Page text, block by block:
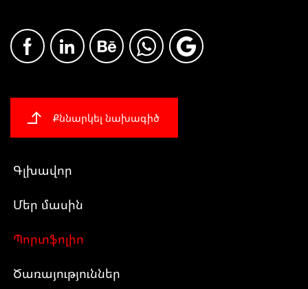
Քննարկել նախագիծ
Գլխավոր
Մեր մասին
Պորտֆոլիո
Ծառայություններ